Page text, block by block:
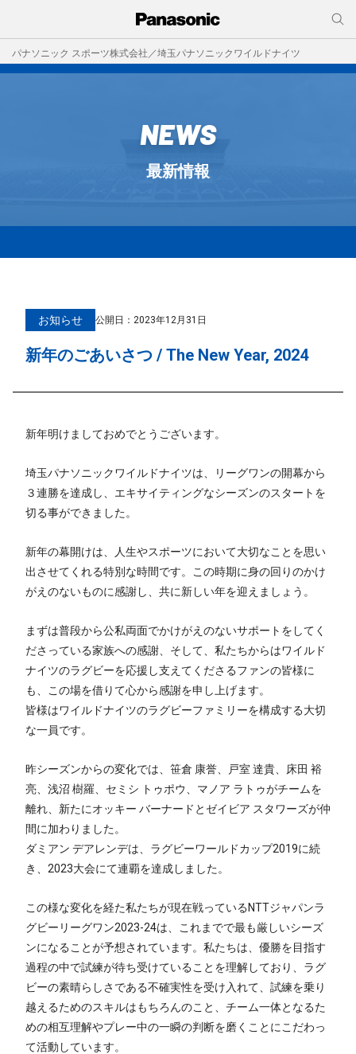
パナソニック スポーツ株式会社／埼玉パナソニックワイルドナイツ
NEWS
最新情報
お知らせ 公開日： 2023年12月31日
新年のごあいさつ / The New Year, 2024
新年明けましておめでとうございます。
埼玉パナソニックワイルドナイツは、リーグワンの開幕から
３連勝を達成し、エキサイティングなシーズンのスタートを
切る事ができました。
新年の幕開けは、人生やスポーツにおいて大切なことを思い
出させてくれる特別な時間です。この時期に身の回りのかけ
がえのないものに感謝し、共に新しい年を迎えましょう。
まずは普段から公私両面でかけがえのないサポートをしてく
ださっている家族への感謝、そして、私たちからはワイルド
ナイツのラグビーを応援し支えてくださるファンの皆様に
も、この場を借りて心から感謝を申し上げます。
皆様はワイルドナイツのラグビーファミリーを構成する大切
な一員です。
昨シーズンからの変化では、笹倉 康誉、戸室 達貴、床田 裕
亮、浅沼 樹羅、セミシ トゥポウ、マノア ラトゥがチームを
離れ、新たにオッキー バーナードとゼイビア スタワーズが仲
間に加わりました。
ダミアン デアレンデは、ラグビーワールドカップ2019に続
き、2023大会にて連覇を達成しました。
この様な変化を経た私たちが現在戦っているNTTジャパンラ
グビーリーグワン2023-24は、これまでで最も厳しいシーズ
ンになることが予想されています。私たちは、優勝を目指す
過程の中で試練が待ち受けていることを理解しており、ラグ
ビーの素晴らしさである不確実性を受け入れて、試練を乗り
越えるためのスキルはもちろんのこと、チーム一体となるた
めの相互理解やプレー中の一瞬の判断を磨くことにこだわっ
て活動しています。